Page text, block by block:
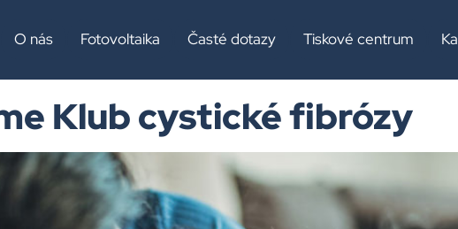
O nás Fotovoltaika Časté dotazy Tiskové centrum
Zdraví a
Klub cystické fibrózy